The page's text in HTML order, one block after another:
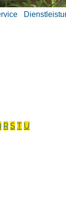
R S T U